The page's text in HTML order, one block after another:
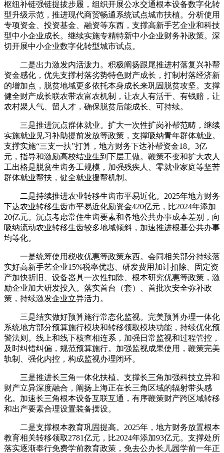
枢纽补链强链提拔步履，组织开展公水交通根本设备数字化转
型升级示范，推进现代商贸畅通系统试点城市扶植。分析使用
专项资金、投资基金、融资等东西，支撑高新手艺企业和科技
型中小企业成长。继续实施专精特新中小企业财务补政策。深
切开展中小企业数字化转型城市试点。
二是出力激发内活泼力。积极阐扬跟尾推进村落复兴补帮
资金感化，优先支撑村落劣势特色财产成长，打制村落经济新
的增加点，脱贫地域更多依托本身成长来巩固脱贫攻坚。支撑
健全财产成长联农带农富农机制，让农人有活干、有钱赔，让
农村聚人气、留人才，确保脱贫后能成长、可持续。
三是推进沉点群体就业。扩大一次性扩岗补帮范畴，继续
实施就业见习补助提前发放等政策，支撑吸纳青年群体就业。
支撑实施“三支一扶”打算，地方财务下达补帮资金18。3亿
元，指导和激励高校结业生到下层工做。鞭策不变和扩大农人
工出格是脱贫生齿务工规模，加强残疾人、零就业家庭等坚苦
群体就业帮扶，健全就业援帮机制。
二是持续推进农业转移生齿市平易近化。2025年地方财务
下达农业转移生齿市平易近化励资金420亿元，比2024年添加
20亿元。沉点考虑常住生齿要素和各地公共办事成本差别，向
吸纳流动农业转移生齿较多地域倾斜，加速推进根基公共办事
均等化。
一是统筹使用税收优惠等政策东西。会同相关部分持续落
实好高新手艺企业15%税率优惠、研发费用加计扣除、固定资
产加快折旧、设备器具一次性扣除、根本研究优惠等政策，激
励企业加大研发投入。落实首台（套）、首批次安全弥补政
策，持续激发企业立异活力。
三是结实做好预算施行常态化监视。完美预算办理一体化
系统地方部分预算施行模块和转移领取模块功能，持续优化预
警法则。线上和线下核查相连系，加强日常监视和过程管控，
及时纠错纠偏，规范预算施行。加强监视成果使用，鞭策完美
轨制、强化内控，构成监视办理闭环。
三是推进长三角一体化扶植。支撑长三角加强科技立异和
财产立异深度融合，阐扬上海正在长三角区域的辐射带头感
化。加速长三角根本设备互联互通，有序鞭策财产跨区域转移
和出产要素合理设置装备摆设。
二是支撑根本教育巩固提高。2025年，地方财务放置根本
教育相关转移领取2781亿元，比2024年添加93亿元。支撑处所
落实逐渐奉行免费学前教育政策，免去公办长儿园学前一年正